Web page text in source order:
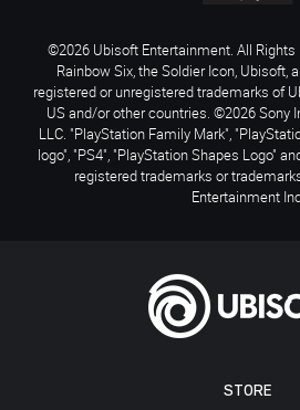
STORE
©2026 Ubisoft Entertainment. All Rights
Rainbow Six, the Soldier Icon, Ubisoft,
registered or unregistered trademarks of
US and/or other countries. ©2026 Sony
LLC. "PlayStation Family Mark",
logo", "PS4", "PlayStation Shapes Logo"
registered trademarks or
Entertainment